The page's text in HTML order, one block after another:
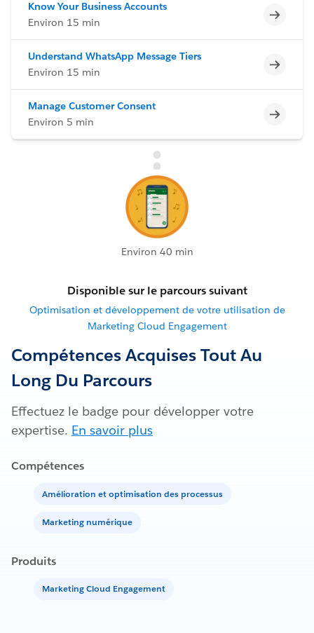
Know Your Business Accounts
Environ 15 min
Understand WhatsApp Message Tiers
Environ 15 min
Manage Customer Consent
Environ 5 min
Environ 40 min
Disponible sur le parcours suivant
Optimisation et développement de votre utilisation de
Marketing Cloud Engagement
Compétences Acquises Tout Au
Long Du Parcours
Effectuez le badge pour développer votre
expertise. En savoir plus
Compétences
Amélioration et optimisation des processus
Marketing numérique
Produits
Marketing Cloud Engagement